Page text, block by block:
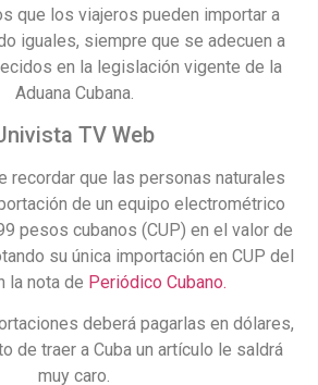
que los viajeros pueden importar a
iguales, siempre que se adecuen a
en la legislación vigente de la
Aduana Cubana.
TV Web
recordar que las personas naturales
de un equipo electrométrico
pesos cubanos (CUP) en el valor de
su única importación en CUP del
la nota de Periódico Cubano.
deberá pagarlas en dólares,
de traer a Cuba un artículo le saldrá
muy caro.